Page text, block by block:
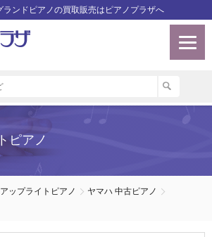
ランドピアノの買取販売はピアノプラザへ
ピアノ
ップライトピアノ
ヤマハ 中古ピアノ